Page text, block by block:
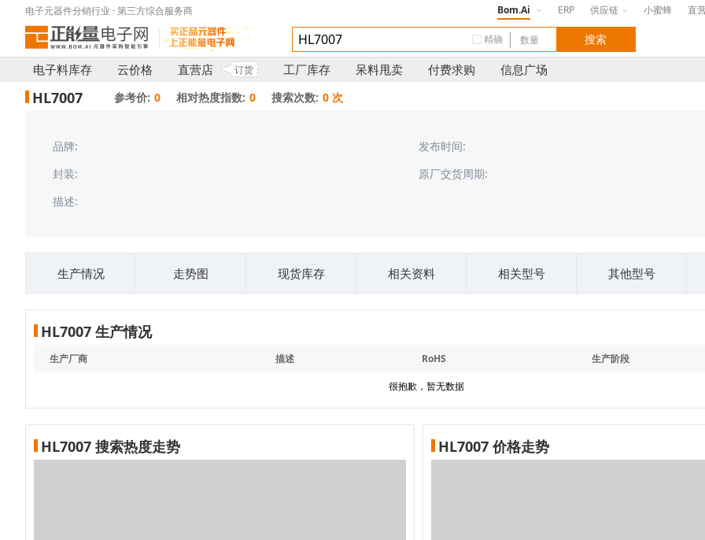
电子元器件分销行业 · 第三方综合服务商 Bom.Ai ERP 供应链 小蜜蜂 直
精确
电子料库存 云价格 直营店 订货 工厂库存 呆料甩卖 付费求购 信息广场
HL7007 参考价: 0 相对热度指数: 0 搜索次数: 0 次
品牌:
发布时间:
封装:
原厂交货周期:
描述:
生产情况 走势图 现货库存 相关资料 相关型号 其他型号
HL7007 生产情况
生产厂商 描述 RoHS 生产阶段
很抱歉，暂无数据
HL7007 搜索热度走势 HL7007 价格走势